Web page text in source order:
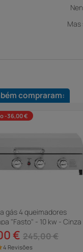
Mas
compraram:
-36,00 €
gás 4 queimadores
"Fasto" - 10 kw - Cinza
€ 245,00 €
4 Revisões